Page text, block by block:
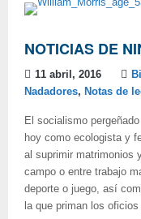
NOTICIAS DE
11 abril, 2016
Nadadores, Notas de
El socialismo
hoy como ecologista y
al suprimir matrimonios
campo o entre trabajo
deporte o juego, así
la que priman los